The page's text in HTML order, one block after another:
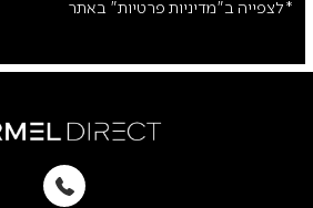
*לצפייה ב"מדיניות פרטיות" באתר